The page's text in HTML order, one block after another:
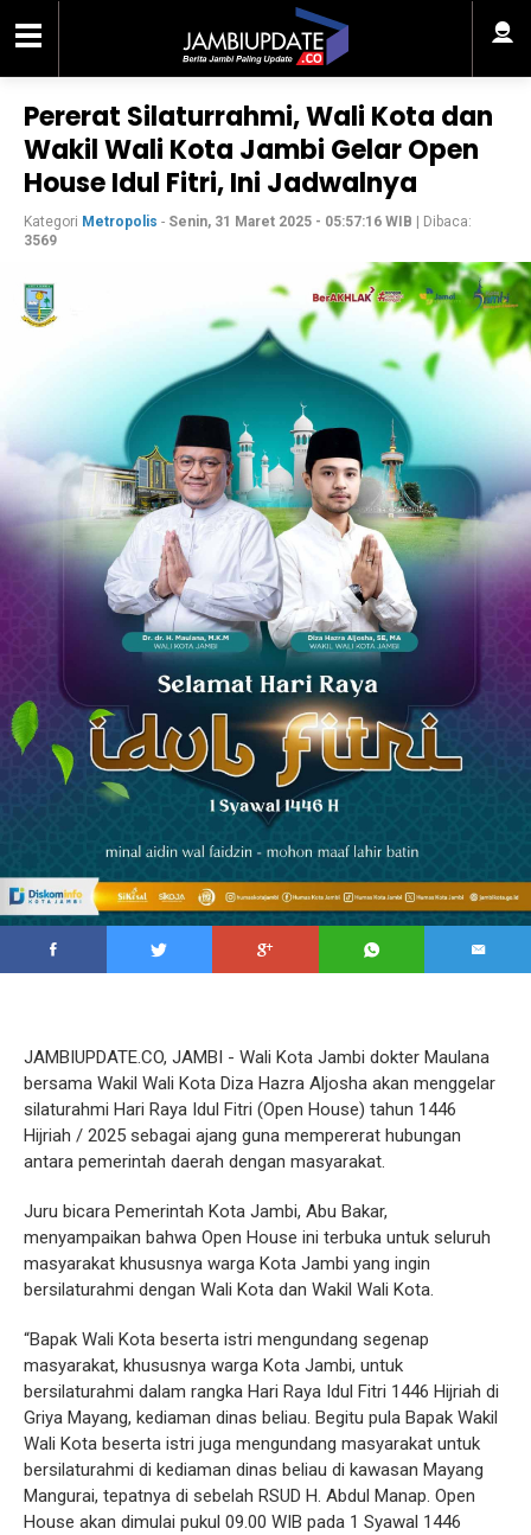
Pererat Silaturrahmi, Wali Kota dan
Wakil Wali Kota Jambi Gelar Open
House Idul Fitri, Ini Jadwalnya
Kategori Metropolis - Senin, 31 Maret 2025 - 05:57:16 WIB | Dibaca:
3569
JAMBIUPDATE.CO, JAMBI - Wali Kota Jambi dokter Maulana
bersama Wakil Wali Kota Diza Hazra Aljosha akan menggelar
silaturahmi Hari Raya Idul Fitri (Open House) tahun 1446
Hijriah / 2025 sebagai ajang guna mempererat hubungan
antara pemerintah daerah dengan masyarakat.
Juru bicara Pemerintah Kota Jambi, Abu Bakar,
menyampaikan bahwa Open House ini terbuka untuk seluruh
masyarakat khususnya warga Kota Jambi yang ingin
bersilaturahmi dengan Wali Kota dan Wakil Wali Kota.
“Bapak Wali Kota beserta istri mengundang segenap
masyarakat, khususnya warga Kota Jambi, untuk
bersilaturahmi dalam rangka Hari Raya Idul Fitri 1446 Hijriah di
Griya Mayang, kediaman dinas beliau. Begitu pula Bapak Wakil
Wali Kota beserta istri juga mengundang masyarakat untuk
bersilaturahmi di kediaman dinas beliau di kawasan Mayang
Mangurai, tepatnya di sebelah RSUD H. Abdul Manap. Open
House akan dimulai pukul 09.00 WIB pada 1 Syawal 1446